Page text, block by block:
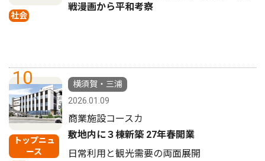
社会
戦漫画から平和考察
10
トップニュ
ース
横須賀・三浦
2026.01.09
商業施設コースカ
敷地内に３棟新築 27年春開業
日常利用と観光需要の両面展開